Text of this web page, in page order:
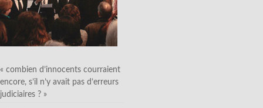
« combien d’innocents courraient
encore, s’il n’y avait pas d’erreurs
judiciaires ? »